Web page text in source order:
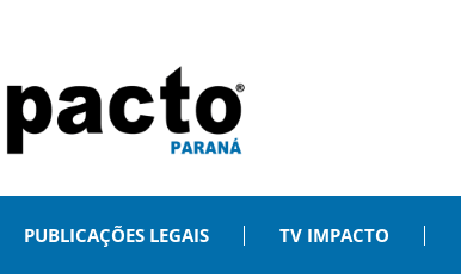
PUBLICAÇÕES LEGAIS TV IMPACTO